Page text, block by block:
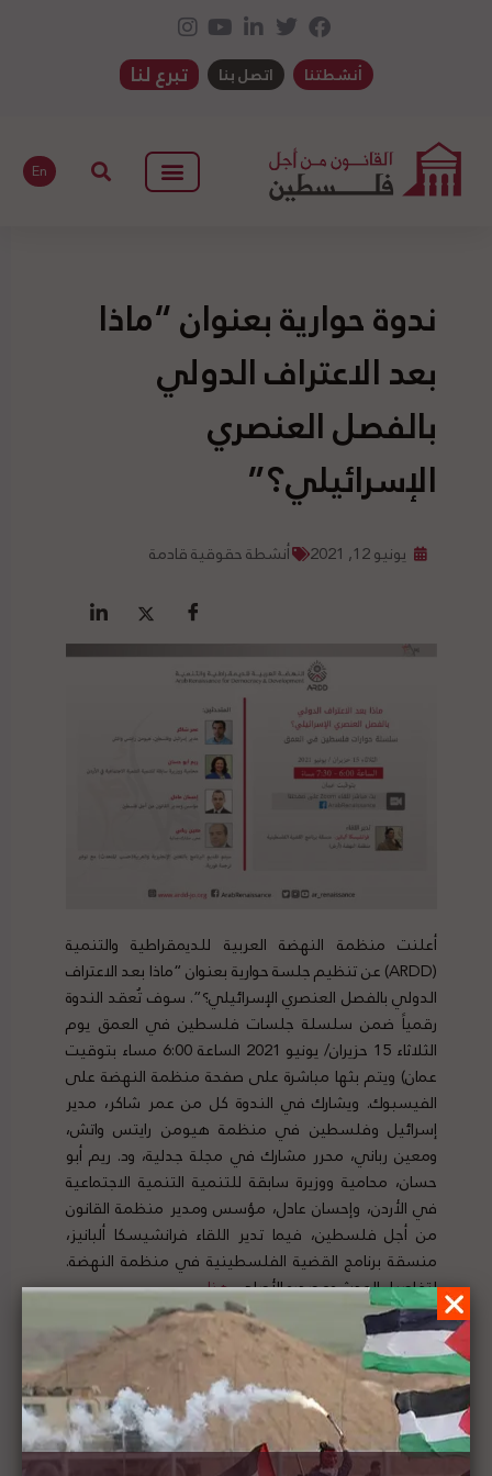
أنشطتنا اتصل بنا تبرع لنا
En
ندوة حوارية بعنوان “ماذا
بعد الاعتراف الدولي
بالفصل العنصري
الإسرائيلي؟”
يونيو 12, 2021 أنشطة حقوقية قادمة
أعلنت منظمة النهضة العربية للديمقراطية والتنمية
(ARDD) عن تنظيم جلسة حوارية بعنوان “ماذا بعد الاعتراف
الدولي بالفصل العنصري الإسرائيلي؟”. سوف تُعقد الندوة
رقمياً ضمن سلسلة جلسات فلسطين في العمق يوم
الثلاثاء 15 حزيران/ يونيو 2021 الساعة 6:00 مساء بتوقيت
عمان) ويتم بثها مباشرة على صفحة منظمة النهضة على
الفيسبوك. ويشارك في الندوة كل من عمر شاكر، مدير
إسرائيل وفلسطين في منظمة هيومن رايتس واتش،
ومعين رباني، محرر مشارك في مجلة جدلية، ود. ريم أبو
حسان، محامية ووزيرة سابقة للتنمية التنمية الاجتماعية
في الأردن، وإحسان عادل، مؤسس ومدير منظمة القانون
من أجل فلسطين، فيما تدير اللقاء فرانشيسكا ألبانيز،
منسقة برنامج القضية الفلسطينية في منظمة النهضة.
لتفاصيل الحدث ومصدره الأصلي،هنا
514 صحفيا أميركيا: يجب أن تعكس أخبارنا حقائق
الاحتلال الإسرائيلي